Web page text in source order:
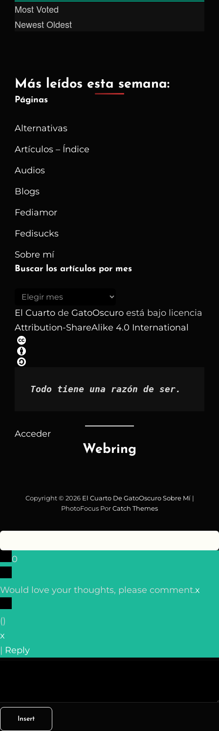
Most Voted
NewestOldest
Más leídos esta semana:
Páginas
Alternativas
Artículos – Índice
Audios
Blogs
Fediamor
Fedisucks
Sobre mí
Buscar los artículos por mes
Buscar
los
artículos
por
mes
El Cuarto de GatoOscuro está bajo licencia
Attribution-ShareAlike 4.0 International
Todo tiene una razón de ser.
Acceder
Webring
Copyright © 2026 El Cuarto De GatoOscuro Sobre Mí|
PhotoFocus PorCatch Themes
0
Would love your thoughts, please comment.x
()
x
| Reply
Insert